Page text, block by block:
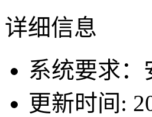
详细信息
系统要求：
更新时间: